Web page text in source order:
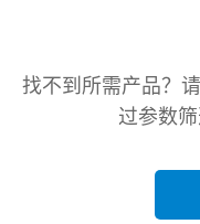
找不到所需产品？
过参数